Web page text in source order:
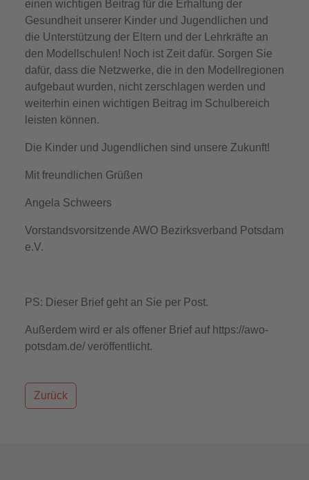
einen wichtigen Beitrag für die Erhaltung der
Gesundheit unserer Kinder und Jugendlichen und
die Unterstützung der Eltern und der Lehrkräfte an
den Modellschulen! Noch ist Zeit dafür. Sorgen Sie
dafür, dass die Netzwerke, die in den Modellregionen
aufgebaut wurden, nicht zerschlagen werden und
weiterhin einen wichtigen Beitrag im Schulbereich
leisten können.
Die Kinder und Jugendlichen sind unsere Zukunft!
Mit freundlichen Grüßen
Angela Schweers
Vorstandsvorsitzende AWO Bezirksverband Potsdam
e.V.
PS: Dieser Brief geht an Sie per Post.
Außerdem wird er als offener Brief auf https://awo-
potsdam.de/ veröffentlicht.
Zurück